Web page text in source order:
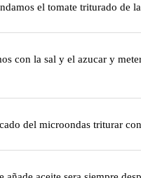
el tomate triturado de
con la sal y el azucar y
del microondas triturar